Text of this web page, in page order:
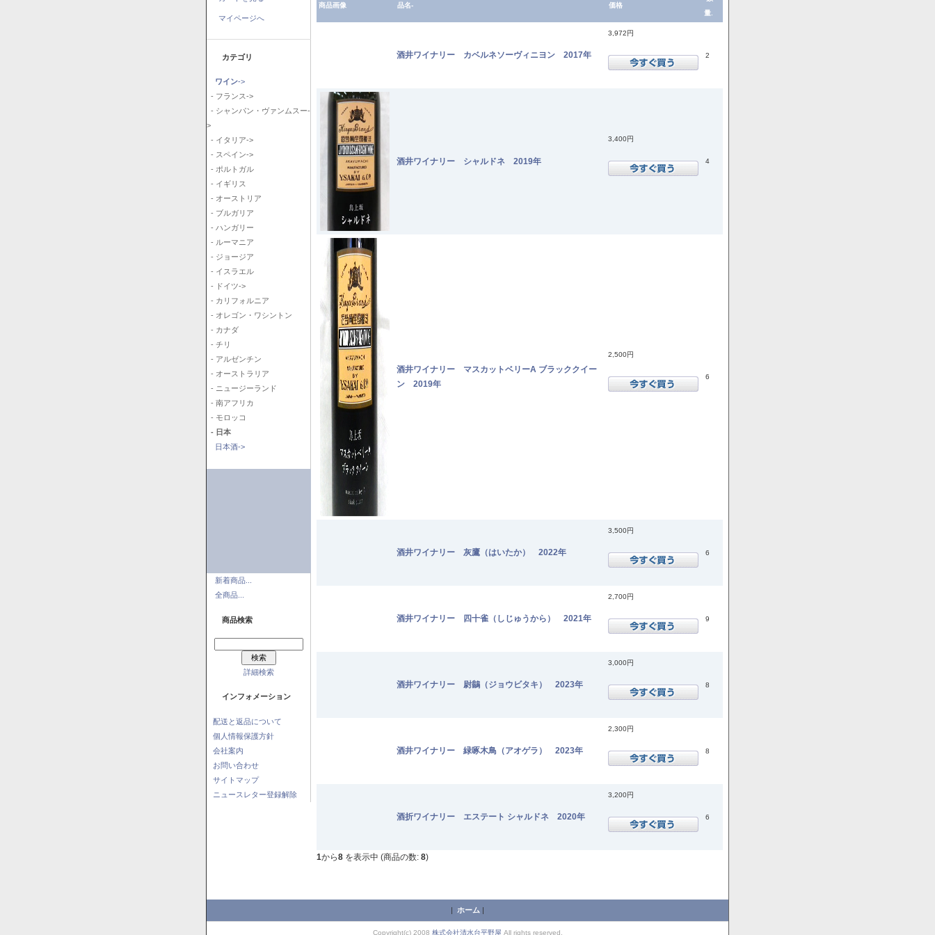
マイページへ
カテゴリ
ワイン->
- フランス->
- シャンパン・ヴァンムスー-
>
- イタリア->
- スペイン->
- ポルトガル
- イギリス
- オーストリア
- ブルガリア
- ハンガリー
- ルーマニア
- ジョージア
- イスラエル
- ドイツ->
- カリフォルニア
- オレゴン・ワシントン
- カナダ
- チリ
- アルゼンチン
- オーストラリア
- ニュージーランド
- 南アフリカ
- モロッコ
- 日本
日本酒->
新着商品...
全商品...
商品検索
詳細検索
インフォメーション
配送と返品について
個人情報保護方針
会社案内
お問い合わせ
サイトマップ
ニュースレター登録解除
商品画像 品名- 価格
量.
酒井ワイナリー カベルネソーヴィニヨン 2017年
3,972円
2
酒井ワイナリー シャルドネ 2019年
3,400円
4
酒井ワイナリー マスカットベリーA ブラッククイー
ン 2019年
2,500円
6
酒井ワイナリー 灰鷹（はいたか） 2022年
3,500円
6
酒井ワイナリー 四十雀（しじゅうから） 2021年
2,700円
9
酒井ワイナリー 尉鶲（ジョウビタキ） 2023年
3,000円
8
酒井ワイナリー 緑啄木鳥（アオゲラ） 2023年
2,300円
8
酒折ワイナリー エステート シャルドネ 2020年
3,200円
6
1から8 を表示中 (商品の数: 8)
| ホーム |
Copyright(c) 2008 株式会社清水台平野屋 All rights reserved.